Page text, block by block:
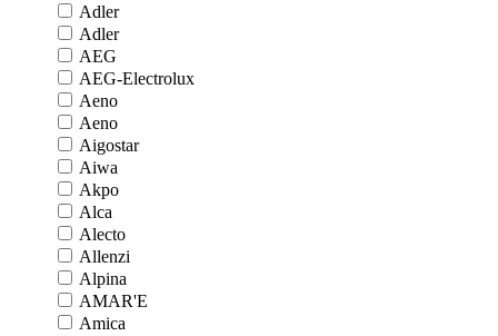
Adler
Adler
AEG
AEG-Electrolux
Aeno
Aeno
Aigostar
Aiwa
Akpo
Alca
Alecto
Allenzi
Alpina
AMAR'E
Amica